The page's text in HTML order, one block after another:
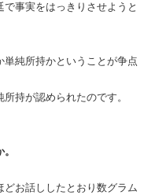
事実をはっきりさせようと
純所持かということが争点
持が認められたのです。
お話ししたとおり数グラム